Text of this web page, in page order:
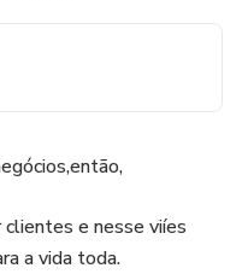
e nesse viíes
a vida toda.